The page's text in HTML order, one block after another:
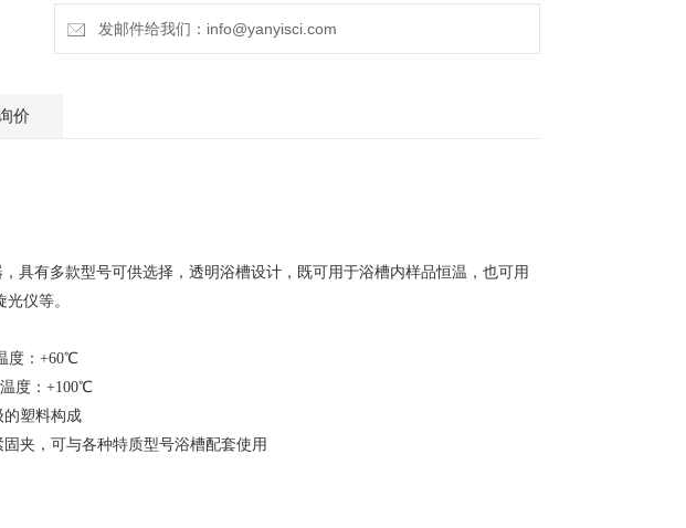
发邮件给我们：info@yanyisci.com
价
，具有多款型号可供选择，透明浴槽设计，既可用于浴槽内样品恒温，也可用
仪等。
度：+60℃
温度：+100℃
塑料构成
夹，可与各种特质型号浴槽配套使用